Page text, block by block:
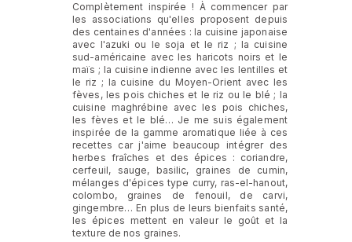
Complètement inspirée ! À commencer par
les associations qu'elles proposent depuis
des centaines d'années : la cuisine japonaise
avec l'azuki ou le soja et le riz ; la cuisine
sud-américaine avec les haricots noirs et le
maïs ; la cuisine indienne avec les lentilles et
le riz ; la cuisine du Moyen-Orient avec les
fèves, les pois chiches et le riz ou le blé ; la
cuisine maghrébine avec les pois chiches,
les fèves et le blé… Je me suis également
inspirée de la gamme aromatique liée à ces
recettes car j'aime beaucoup intégrer des
herbes fraîches et des épices : coriandre,
cerfeuil, sauge, basilic, graines de cumin,
mélanges d'épices type curry, ras-el-hanout,
colombo, graines de fenouil, de carvi,
gingembre… En plus de leurs bienfaits santé,
les épices mettent en valeur le goût et la
texture de nos graines.